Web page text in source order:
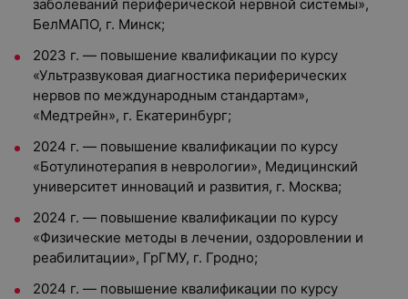
заболеваний периферической нервной системы»,
БелМАПО, г. Минск;
2023 г. — повышение квалификации по курсу
«Ультразвуковая диагностика периферических
нервов по международным стандартам»,
«Медтрейн», г. Екатеринбург;
2024 г. — повышение квалификации по курсу
«Ботулинотерапия в неврологии», Медицинский
университет инноваций и развития, г. Москва;
2024 г. — повышение квалификации по курсу
«Физические методы в лечении, оздоровлении и
реабилитации», ГрГМУ, г. Гродно;
2024 г. — повышение квалификации по курсу